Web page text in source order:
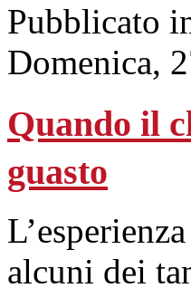
Pubblicato
Domenica,
Quando il
guasto
alcuni dei